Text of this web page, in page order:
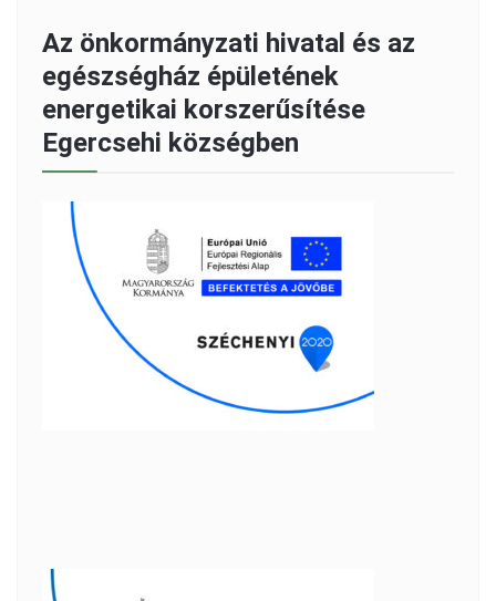
Az önkormányzati hivatal és az
egészségház épületének
energetikai korszerűsítése
Egercsehi községben